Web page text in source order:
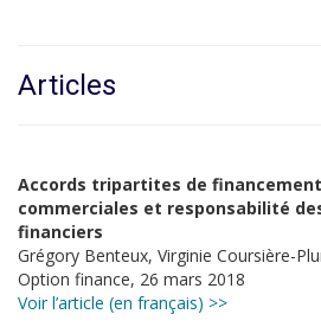
Articles
Accords tripartites de
commerciales et responsabilité
financiers
Grégory Benteux, Virginie Coursière-
Option finance, 26 mars 2018
Voir l’article (en français) >>